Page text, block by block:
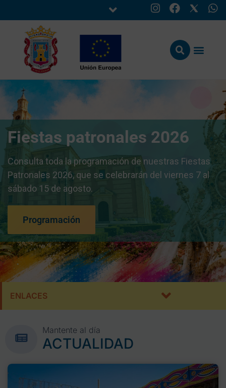
Fiestas patronales 2026
Consulta toda la programación de nuestras Fiestas
Patronales 2026, que se celebrarán del viernes 7 al
sábado 15 de agosto.
Programación
ENLACES
Mantente al día
ACTUALIDAD